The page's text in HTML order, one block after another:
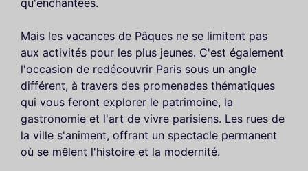
Mais les vacances de Pâques ne se limitent pas
aux activités pour les plus jeunes. C'est également
l'occasion de redécouvrir Paris sous un angle
différent, à travers des promenades thématiques
qui vous feront explorer le patrimoine, la
gastronomie et l'art de vivre parisiens. Les rues de
la ville s'animent, offrant un spectacle permanent
où se mêlent l'histoire et la modernité.